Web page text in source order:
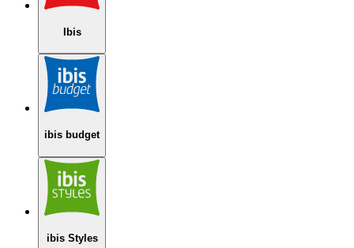
Ibis
ibis budget
ibis Styles